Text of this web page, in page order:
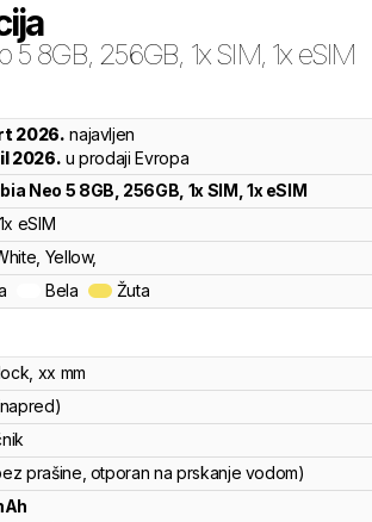
5 8GB, 256GB, 1x SIM, 1x eSIM
2026. najavljen
2026. u prodaji Evropa
Neo 5 8GB, 256GB, 1x SIM, 1x eSIM
, 1x eSIM
Yellow,
Bela Žuta
xx mm
prašine, otporan na prskanje vodom)